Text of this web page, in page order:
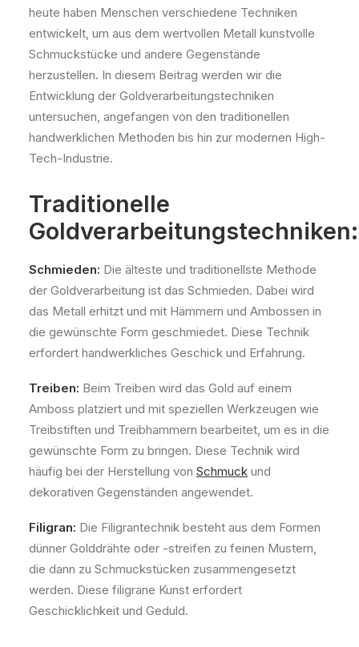
heute haben Menschen verschiedene Techniken
entwickelt, um aus dem wertvollen Metall kunstvolle
Schmuckstücke und andere Gegenstände
herzustellen. In diesem Beitrag werden wir die
Entwicklung der Goldverarbeitungstechniken
untersuchen, angefangen von den traditionellen
handwerklichen Methoden bis hin zur modernen High-
Tech-Industrie.
Traditionelle
Goldverarbeitungstechniken:
Schmieden: Die älteste und traditionellste Methode
der Goldverarbeitung ist das Schmieden. Dabei wird
das Metall erhitzt und mit Hämmern und Ambossen in
die gewünschte Form geschmiedet. Diese Technik
erfordert handwerkliches Geschick und Erfahrung.
Treiben: Beim Treiben wird das Gold auf einem
Amboss platziert und mit speziellen Werkzeugen wie
Treibstiften und Treibhammern bearbeitet, um es in die
gewünschte Form zu bringen. Diese Technik wird
häufig bei der Herstellung von Schmuck und
dekorativen Gegenständen angewendet.
Filigran: Die Filigrantechnik besteht aus dem Formen
dünner Golddrähte oder -streifen zu feinen Mustern,
die dann zu Schmuckstücken zusammengesetzt
werden. Diese filigrane Kunst erfordert
Geschicklichkeit und Geduld.